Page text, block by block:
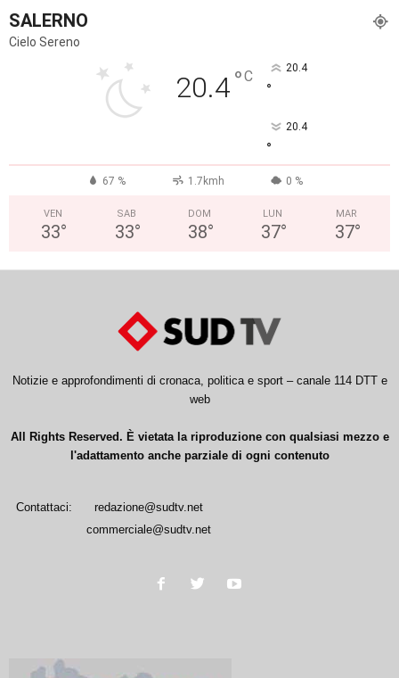
SALERNO
Cielo Sereno
20.4°C 20.4
°
20.4
°
67 % 1.7kmh 0 %
VEN
33°
SAB
33°
DOM
38°
LUN
37°
MAR
37°
Notizie e approfondimenti di cronaca, politica e sport – canale 114 DTT e
web
All Rights Reserved. È vietata la riproduzione con qualsiasi mezzo e
l'adattamento anche parziale di ogni contenuto
Contattaci:
redazione@sudtv.net
commerciale@sudtv.net